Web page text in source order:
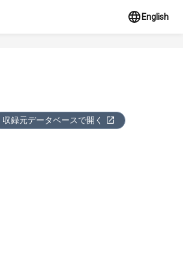
English
収録元データベースで開く